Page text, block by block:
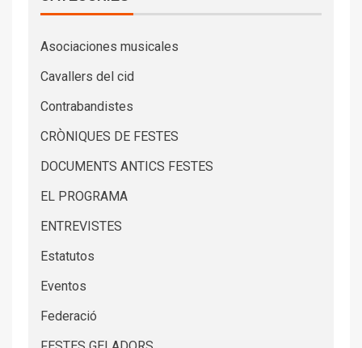
Asociaciones musicales
Cavallers del cid
Contrabandistes
CRÒNIQUES DE FESTES
DOCUMENTS ANTICS FESTES
EL PROGRAMA
ENTREVISTES
Estatutos
Eventos
Federació